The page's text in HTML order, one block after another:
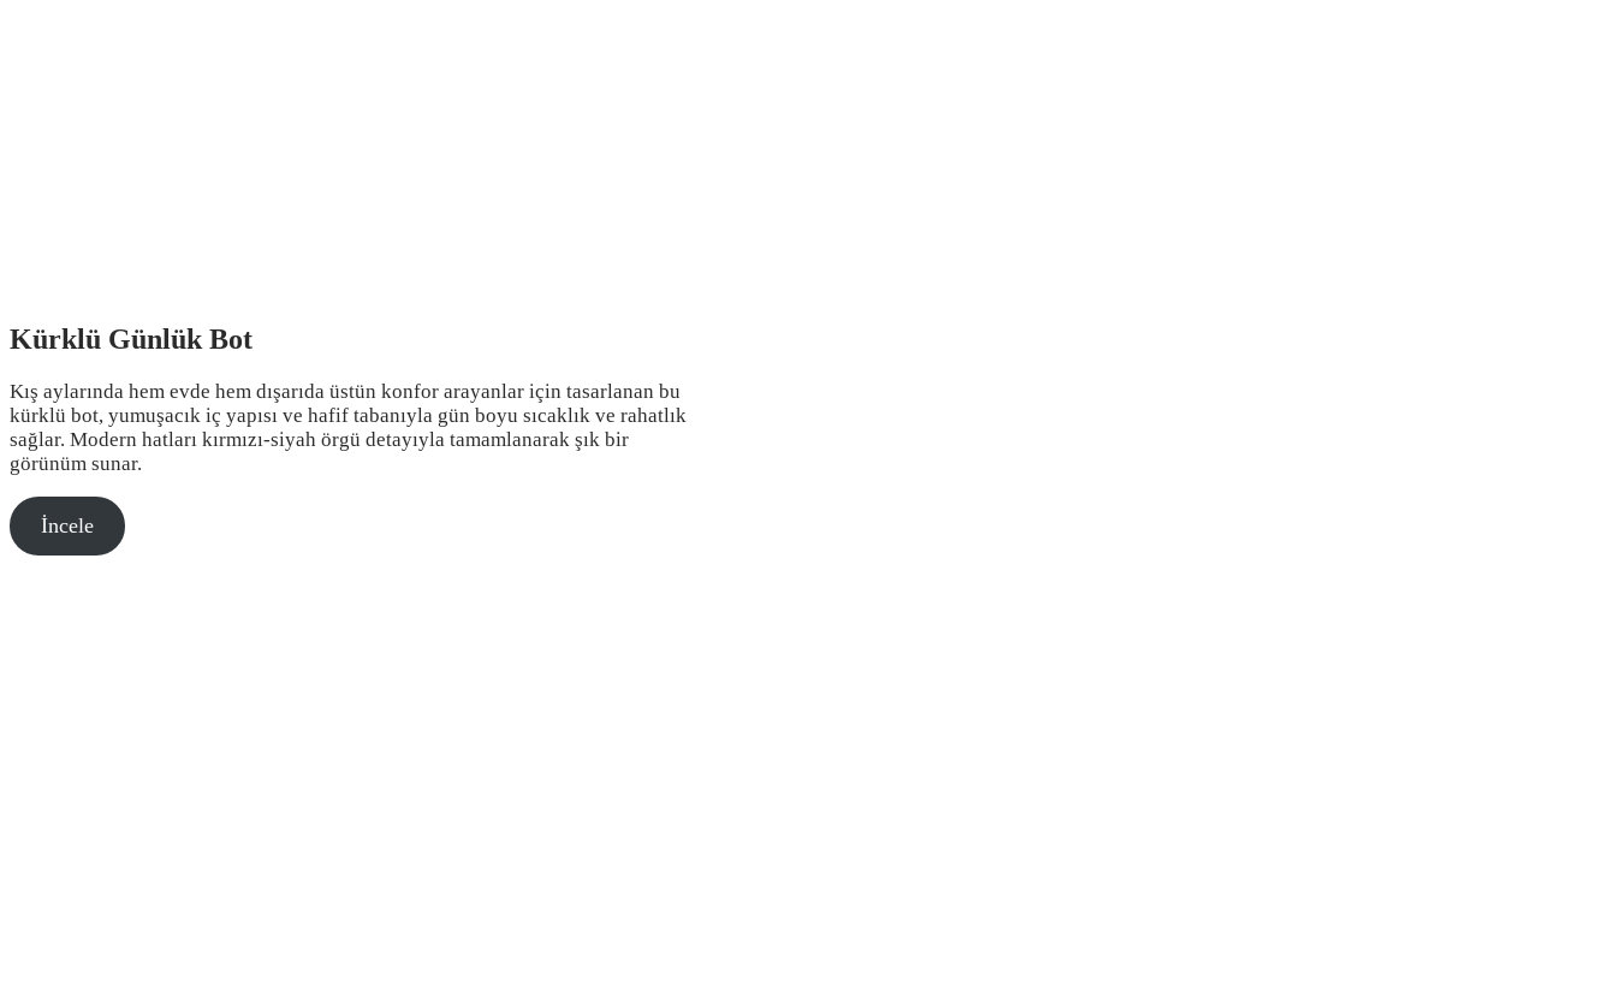
Kürklü Günlük Bot
Kış aylarında hem evde hem dışarıda üstün konfor arayanlar için tasarlanan bu
kürklü bot, yumuşacık iç yapısı ve hafif tabanıyla gün boyu sıcaklık ve rahatlık
sağlar. Modern hatları kırmızı-siyah örgü detayıyla tamamlanarak şık bir
görünüm sunar.
İncele